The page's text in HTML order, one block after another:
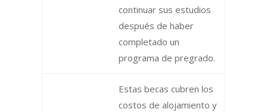
continuar sus estudios
después de haber
completado un
programa de pregrado.
Estas becas cubren los
costos de alojamiento y